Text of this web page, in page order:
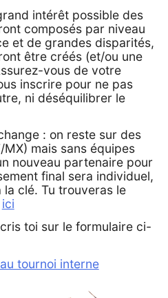
intérêt possible des
composés par niveau
et de grandes disparités,
être créés (et/ou une
vous de votre
inscrire pour ne pas
ni déséquilibrer le
: on reste sur des
mais sans équipes
nouveau partenaire pour
final sera individuel,
clé. Tu trouveras le
ici
toi sur le formulaire ci-
tournoi interne